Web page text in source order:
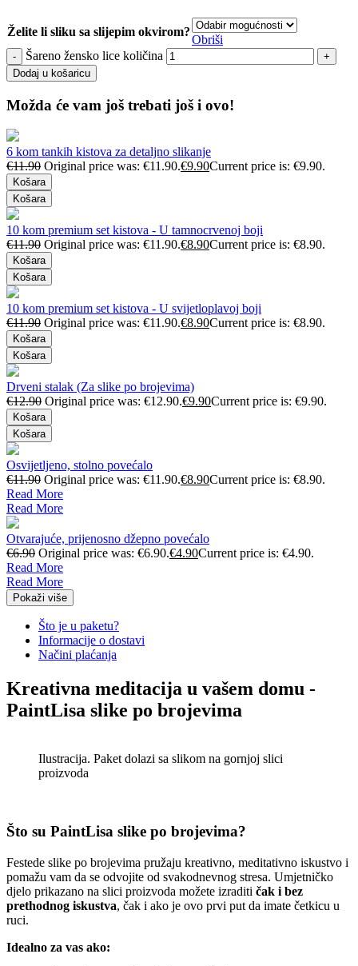
Želite li sliku sa slijepim okvirom?
Obriši
Šareno žensko lice količina
Dodaj u košaricu
Možda će vam još trebati još i ovo!
6 kom tankih kistova za detaljno slikanje
€11.90 Original price was: €11.90.€9.90Current price is: €9.90.
Košara
Košara
10 kom premium set kistova - U tamnocrvenoj boji
€11.90 Original price was: €11.90.€8.90Current price is: €8.90.
Košara
Košara
10 kom premium set kistova - U svijetloplavoj boji
€11.90 Original price was: €11.90.€8.90Current price is: €8.90.
Košara
Košara
Drveni stalak (Za slike po brojevima)
€12.90 Original price was: €12.90.€9.90Current price is: €9.90.
Košara
Košara
Osvijetljeno, stolno povećalo
€11.90 Original price was: €11.90.€8.90Current price is: €8.90.
Read More
Read More
Otvarajuće, prijenosno džepno povećalo
€6.90 Original price was: €6.90.€4.90Current price is: €4.90.
Read More
Read More
Pokaži više
Što je u paketu?
Informacije o dostavi
Načini plaćanja
Kreativna meditacija u vašem domu -
PaintLisa slike po brojevima
Ilustracija. Paket dolazi sa slikom na gornjoj slici
proizvoda
Što su PaintLisa slike po brojevima?
Festede slike po brojevima pružaju kreativno, meditativno iskustvo i
pomažu vam da se odvojite od svakodnevnog stresa. Umjetničko
djelo prikazano na slici proizvoda možete izraditi čak i bez
prethodnog iskustva, čak i ako je ovo prvi put da imate četkicu u
ruci.
Idealno za vas ako: